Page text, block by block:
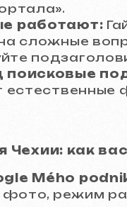
работают:
сложные
поисковые
естественные
Чехии: как
Mého
фото, режим